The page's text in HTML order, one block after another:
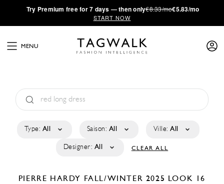
·Try Premium free for 7 days — then only€8.33/mo€5.83/mo
START NOW
MENU
Type: All Saison: All Ville: All
Designer: All CLEAR ALL
PIERRE HARDY FALL/WINTER 2025 LOOK 16